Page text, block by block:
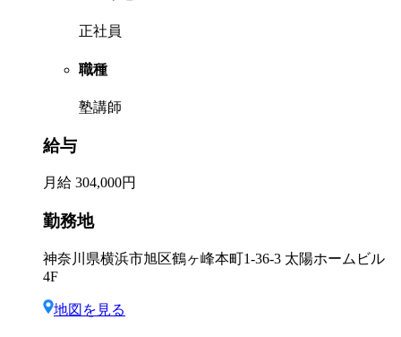
正社員
職種
塾講師
給与
月給 304,000円
勤務地
神奈川県横浜市旭区鶴ヶ峰本町1-36-3 太陽ホームビル
4F
地図を見る